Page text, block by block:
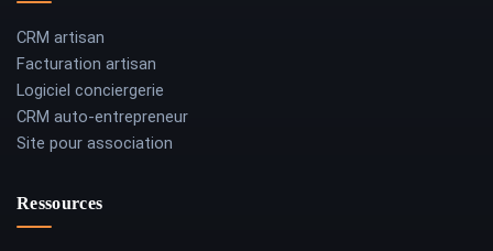
CRM artisan
Facturation artisan
Logiciel conciergerie
CRM auto-entrepreneur
Site pour association
Ressources